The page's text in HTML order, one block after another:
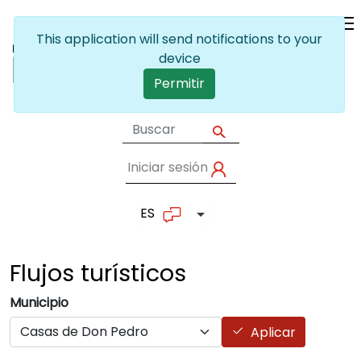
User account
Iniciar sesión
ES Lista adicional de
Flujos turísticos
Municipio
Aplicar
This application will send notifications to your
device
Permitir